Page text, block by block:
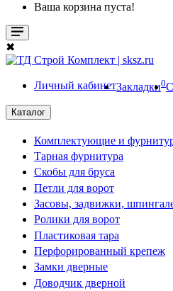
Ваша корзина пуста!
✖
Личный кабинетЗакладки0
Каталог
Комплектующие и
Тарная фурнитура
Скобы для бруса
Петли для ворот
Засовы, задвижки,
Ролики для ворот
Пластиковая тара
Перфорированный крепеж
Замки дверные
Доводчик дверной